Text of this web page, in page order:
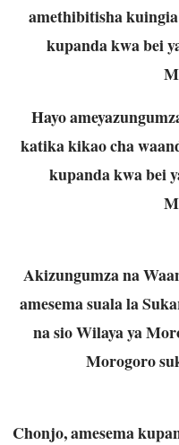
amethibitisha
kupanda kwa bei
Hayo
katika kikao cha
kupanda kwa bei
Akizungumza na
amesema suala la
na sio Wilaya ya
Morogoro
Chonjo, amesema